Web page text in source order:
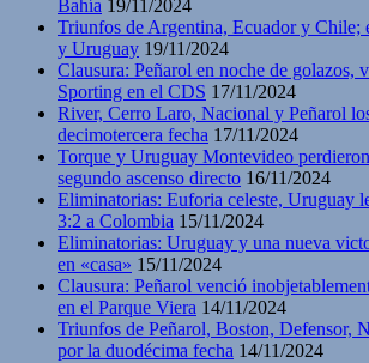
Bahía 19/11/2024
Triunfos de Argentina, Ecuador y Chile;
y Uruguay 19/11/2024
Clausura: Peñarol en noche de golazos,
Sporting en el CDS 17/11/2024
River, Cerro Laro, Nacional y Peñarol
decimotercera fecha 17/11/2024
Torque y Uruguay Montevideo
segundo ascenso directo 16/11/2024
Eliminatorias: Euforia celeste, Uruguay
3:2 a Colombia 15/11/2024
Eliminatorias: Uruguay y una nueva
en «casa» 15/11/2024
Clausura: Peñarol venció
en el Parque Viera 14/11/2024
Triunfos de Peñarol, Boston, Defensor,
por la duodécima fecha 14/11/2024